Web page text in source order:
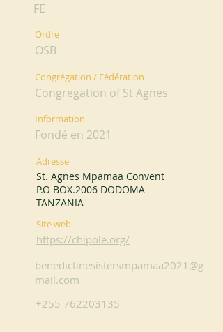
FE
Ordre
OSB
Congrégation / Fédération
Congregation of St Agnes
Information
Fondé en 2021
Adresse
St. Agnes Mpamaa Convent
P.O BOX.2006 DODOMA
TANZANIA
Site web
https://chipole.org/
benedictinesistersmpamaa2021@g
mail.com
+255 762203135